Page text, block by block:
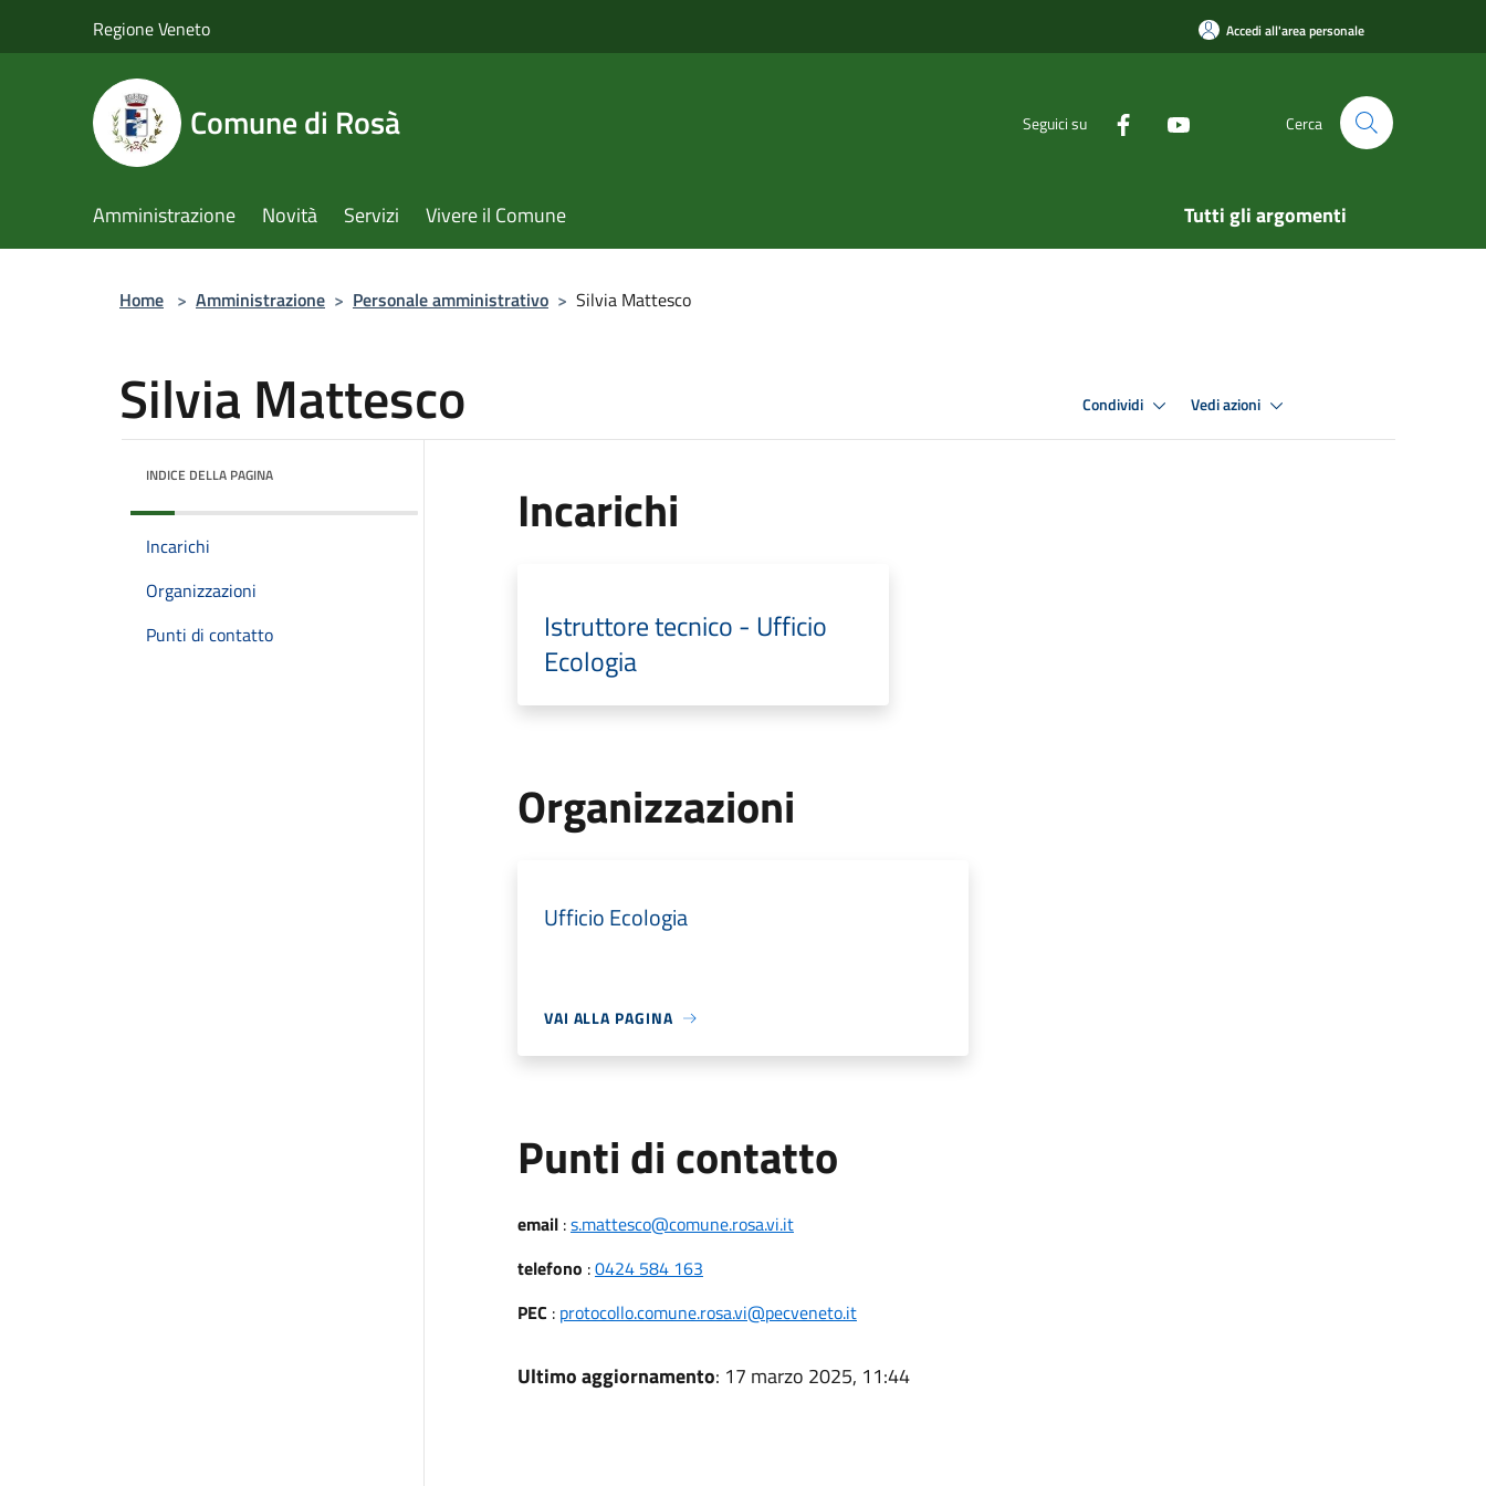
Regione Veneto Accedi all'area personale
Comune di Rosà Seguici su Cerca
Amministrazione Novità Servizi Vivere il Comune Tutti gli argomenti
Home > Amministrazione > Personale amministrativo > Silvia Mattesco
Silvia Mattesco Condividi Vedi azioni
INDICE DELLA PAGINA
Incarichi
Organizzazioni
Punti di contatto
Incarichi
Istruttore tecnico - Ufficio
Ecologia
Organizzazioni
Ufficio Ecologia
VAI ALLA PAGINA
Punti di contatto
email:s.mattesco@comune.rosa.vi.it
telefono :0424 584 163
PEC : protocollo.comune.rosa.vi@pecveneto.it
Ultimo aggiornamento: 17 marzo 2025, 11:44